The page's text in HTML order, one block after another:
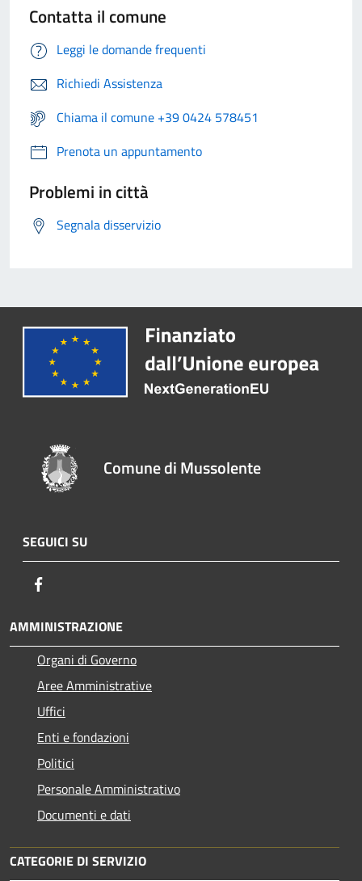
Contatta il comune
Leggi le domande frequenti
Richiedi Assistenza
Chiama il comune +39 0424 578451
Prenota un appuntamento
Problemi in città
Segnala disservizio
Comune di Mussolente
SEGUICI SU
AMMINISTRAZIONE
Organi di Governo
Aree Amministrative
Uffici
Enti e fondazioni
Politici
Personale Amministrativo
Documenti e dati
CATEGORIE DI SERVIZIO